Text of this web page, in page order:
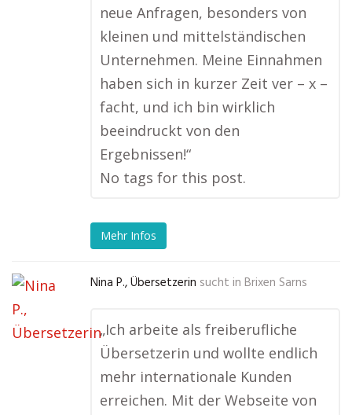
neue Anfragen, besonders von
kleinen und mittelständischen
Unternehmen. Meine Einnahmen
haben sich in kurzer Zeit ver – x –
facht, und ich bin wirklich
beeindruckt von den
Ergebnissen!“
No tags for this post.
Mehr Infos
Nina P., Übersetzerin sucht in Brixen Sarns
„Ich arbeite als freiberufliche
Übersetzerin und wollte endlich
mehr internationale Kunden
erreichen. Mit der Webseite von